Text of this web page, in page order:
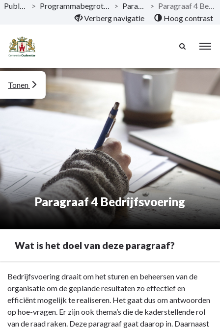
Naar hoofdinhoud
Publicaties > Programmabegroting 2020-2023 > Paragrafen >
Paragraaf 4 Bedrijfsvoering
Verberg navigatie
Hoog contrast
Paragraaf 4 Bedrijfsvoering
Tonen
Wat is het doel van deze paragraaf?
Terug
naar
navigatie
Paragraaf
Bedrijfsvoering draait om het sturen en beheersen van de
organisatie om de geplande resultaten zo effectief en
efficiënt mogelijk te realiseren. Het gaat dus om antwoorden
op hoe-vragen. Er zijn ook thema’s die de kaderstellende rol
van de raad raken. Deze paragraaf gaat daarop in. Daarnaast